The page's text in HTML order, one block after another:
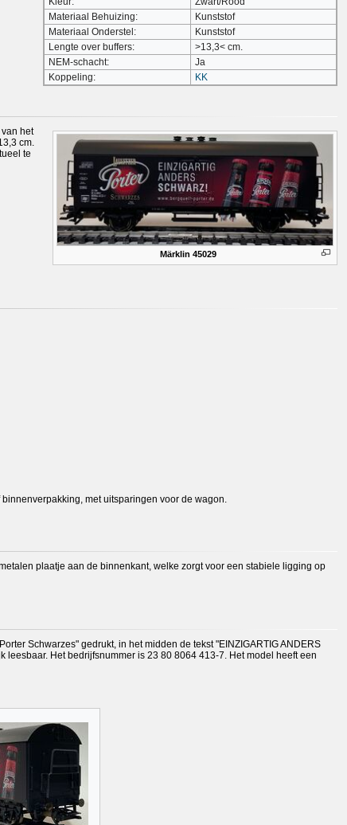
Materiaal Behuizing:
Kunststof
Materiaal Onderstel:
Kunststof
Lengte over buffers:
>13,3< cm.
NEM-schacht:
Ja
Koppeling:
KK
Märklin 45029
het
cm.
te
met uitsparingen voor de wagon.
plaatje aan de binnenkant, welke zorgt voor een stabiele ligging op
Schwarzes" gedrukt, in het midden de tekst "EINZIGARTIG ANDERS
Het bedrijfsnummer is 23 80 8064 413-7. Het model heeft een